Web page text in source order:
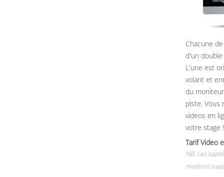
Chacune
d'un
L'une est
volant et
du
piste. Vous
videos en
votre stage !
Tarif Video
NB: Les
matériel